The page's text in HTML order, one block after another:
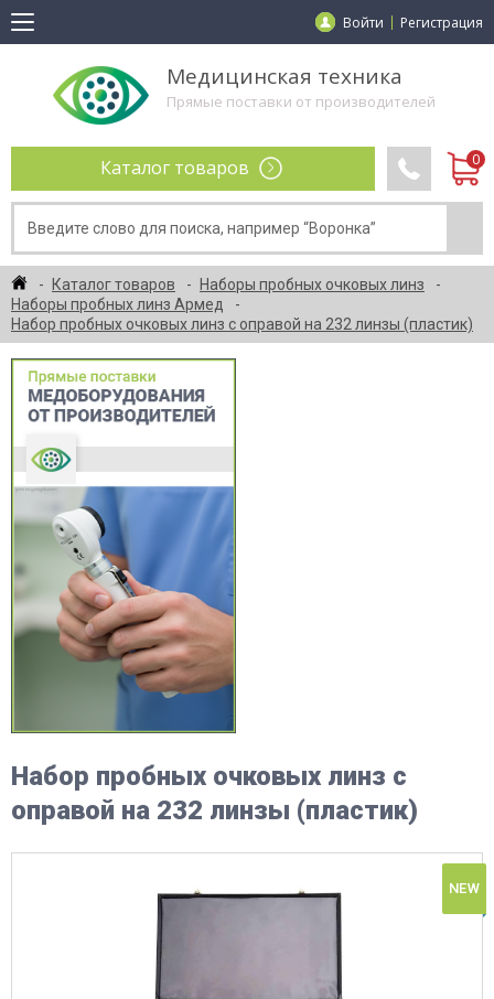
Войти Регистрация
Медицинская техника
Прямые поставки от производителей
Каталог товаров
Каталог товаров
Наборы пробных очковых линз
Наборы пробных линз Армед
Набор пробных очковых линз с оправой на 232 линзы (пластик)
Набор пробных очковых линз с
оправой на 232 линзы (пластик)
NEW